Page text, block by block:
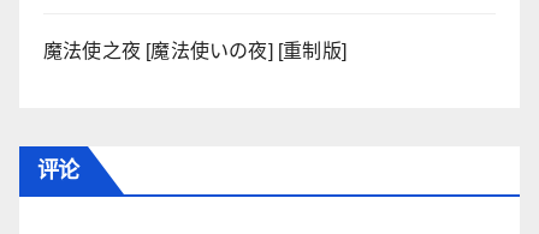
魔法使之夜 [魔法使いの夜] [重制版]
评论